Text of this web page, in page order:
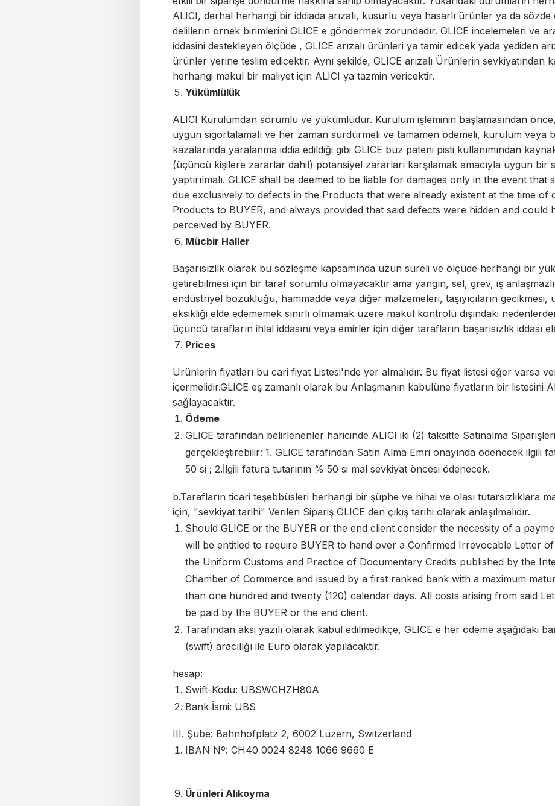
ALICI, derhal herhangi bir iddiada arızalı, kusurlu veya hasarlı ürünler ya da sözde
delillerin örnek birimlerini GLICE e göndermek zorundadır. GLICE incelemeleri ve
iddasini destekleyen ölçüde , GLICE arızalı ürünleri ya tamir edicek yada yediden
ürünler yerine teslim edicektir. Aynı şekilde, GLICE arızalı Ürünlerin sevkiyatından
herhangi makul bir maliyet için ALICI ya tazmin vericektir.
Yükümlülük
ALICI Kurulumdan sorumlu ve yükümlüdür. Kurulum işleminin başlamasından
uygun sigortalamalı ve her zaman sürdürmeli ve tamamen ödemeli, kurulum veya
kazalarında yaralanma iddia edildiği gibi GLICE buz pateni pisti kullanımından
(üçüncü kişilere zararlar dahil) potansiyel zararları karşılamak amacıyla uygun bir
yaptırılmalı. GLICE shall be deemed to be liable for damages only in the event that
due exclusively to defects in the Products that were already existent at the time of
Products to BUYER, and always provided that said defects were hidden and could
perceived by BUYER.
Mücbir Haller
Başarısızlık olarak bu sözleşme kapsamında uzun süreli ve ölçüde herhangi bir
getirebilmesi için bir taraf sorumlu olmayacaktır ama yangın, sel, grev, iş
endüstriyel bozukluğu, hammadde veya diğer malzemeleri, taşıyıcıların gecikmesi,
eksikliği elde edememek sınırlı olmamak üzere makul kontrolü dışındaki
üçüncü tarafların ihlal iddasını veya emirler için diğer tarafların başarısızlık iddası
Prices
Ürünlerin fiyatları bu cari fiyat Listesi'nde yer almalıdır. Bu fiyat listesi eğer varsa
içermelidir.GLICE eş zamanlı olarak bu Anlaşmanın kabulüne fiyatların bir listesini
sağlayacaktır.
Ödeme
GLICE tarafından belirlenenler haricinde ALICI iki (2) taksitte Satınalma
gerçekleştirebilir: 1. GLICE tarafından Satın Alma Emri onayında ödenecek ilgili
50 si ; 2.İlgili fatura tutarının % 50 si mal sevkiyat öncesi ödenecek.
b.Tarafların ticari teşebbüsleri herhangi bir şüphe ve nihai ve olası tutarsızlıklara
için, "sevkiyat tarihi" Verilen Sipariş GLICE den çıkış tarihi olarak anlaşılmalıdır.
Should GLICE or the BUYER or the end client consider the necessity of a
will be entitled to require BUYER to hand over a Confirmed Irrevocable Letter
the Uniform Customs and Practice of Documentary Credits published by the
Chamber of Commerce and issued by a first ranked bank with a maximum
than one hundred and twenty (120) calendar days. All costs arising from said
be paid by the BUYER or the end client.
Tarafından aksi yazılı olarak kabul edilmedikçe, GLICE e her ödeme aşağıdaki
(swift) aracılığı ile Euro olarak yapılacaktır.
hesap:
Swift-Kodu: UBSWCHZH80A
Bank İsmi: UBS
III. Şube: Bahnhofplatz 2, 6002 Luzern, Switzerland
IBAN Nº: CH40 0024 8248 1066 9660 E
Ürünleri Alıkoyma